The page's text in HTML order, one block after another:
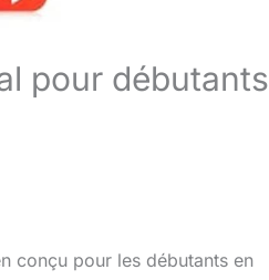
pour débutants
conçu pour les débutants en